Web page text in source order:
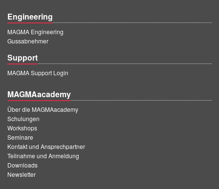
Engineering
MAGMA Engineering
Gussabnehmer
Support
MAGMA Support Login
MAGMAacademy
Über die MAGMAacademy
Schulungen
Workshops
Seminare
Kontakt und Ansprechpartner
Teilnahme und Anmeldung
Downloads
Newsletter